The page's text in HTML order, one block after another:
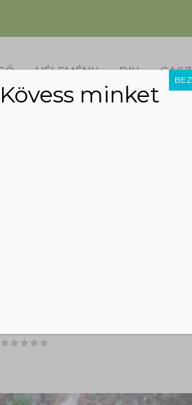
VÉLEMÉNY DIY
Kövess minket